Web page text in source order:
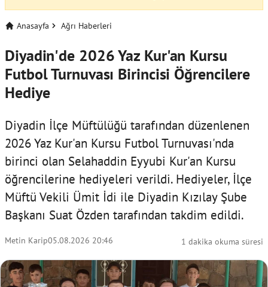
Anasayfa Ağrı Haberleri
Diyadin'de 2026 Yaz Kur'an Kursu
Futbol Turnuvası Birincisi Öğrencilere
Hediye
Diyadin İlçe Müftülüğü tarafından düzenlenen
2026 Yaz Kur'an Kursu Futbol Turnuvası'nda
birinci olan Selahaddin Eyyubi Kur'an Kursu
öğrencilerine hediyeleri verildi. Hediyeler, İlçe
Müftü Vekili Ümit İdi ile Diyadin Kızılay Şube
Başkanı Suat Özden tarafından takdim edildi.
Metin Karip05.08.2026 20:46 1 dakika okuma süresi